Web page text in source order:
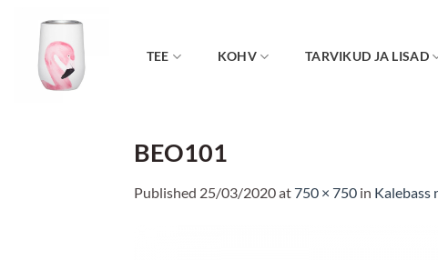
content
TEE KOHV TARVIKUD JA LISAD
BEO101
Published 25/03/2020at750 × 750 in Kalebass